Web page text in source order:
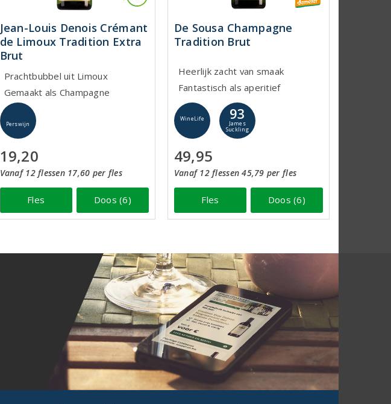
Jean-Louis Denois Crémant
de Limoux Tradition Extra
Brut
Prachtbubbel uit Limoux
Gemaakt als Champagne
Perswijn
19,20
Vanaf 12 flessen 17,60 per fles
Fles Doos (6)
De Sousa Champagne
Tradition Brut
Heerlijk zacht van smaak
Fantastisch als aperitief
WineLife 93
James
Suckling
49,95
Vanaf 12 flessen 45,79 per fles
Fles Doos (6)